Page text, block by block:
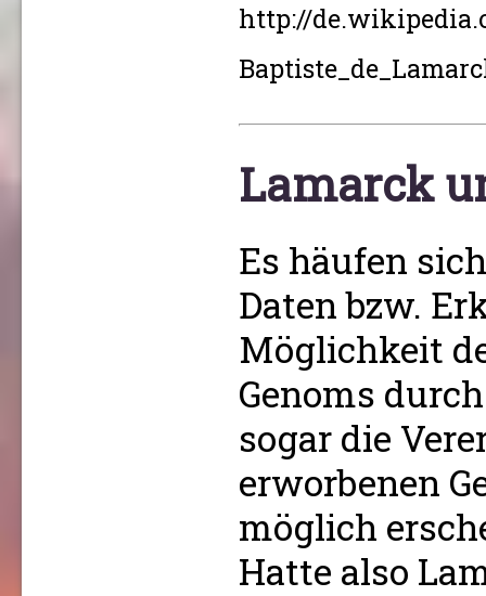
http://
Lamarck
Es häufen
Daten bzw.
Möglichkeit
Genoms
sogar die
erworbenen
möglich
Hatte also